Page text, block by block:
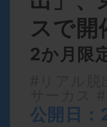
スで開
2か月限
公開日